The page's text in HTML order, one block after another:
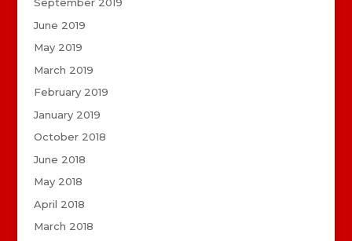
June 2019
May 2019
March 2019
February 2019
January 2019
October 2018
June 2018
May 2018
April 2018
March 2018